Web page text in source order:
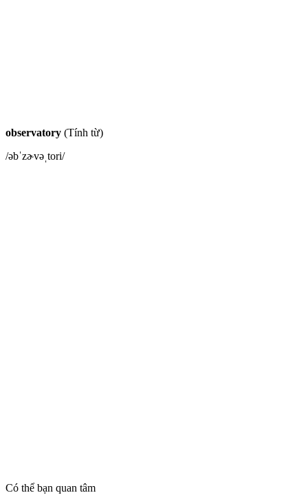
observatory (Tính từ)
/əbˈzɚvəˌtori/
Có thể bạn quan tâm